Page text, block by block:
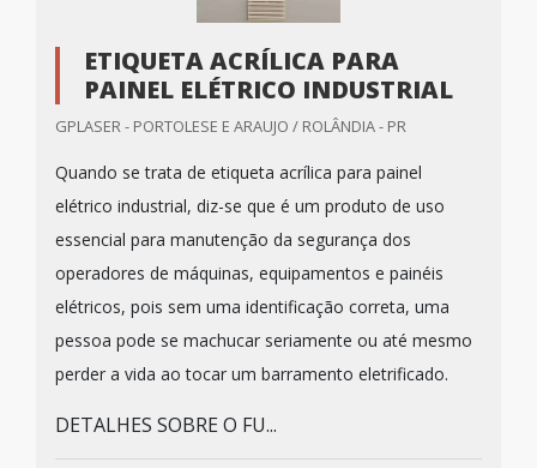
ETIQUETA ACRÍLICA PARA
PAINEL ELÉTRICO INDUSTRIAL
GPLASER - PORTOLESE E ARAUJO / ROLÂNDIA - PR
Quando se trata de etiqueta acrílica para painel
elétrico industrial, diz-se que é um produto de uso
essencial para manutenção da segurança dos
operadores de máquinas, equipamentos e painéis
elétricos, pois sem uma identificação correta, uma
pessoa pode se machucar seriamente ou até mesmo
perder a vida ao tocar um barramento eletrificado.
DETALHES SOBRE O FU...